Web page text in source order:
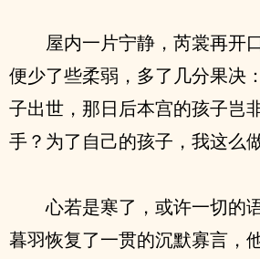
屋内一片宁静，芮裳再开
便少了些柔弱，多了几分果决
子出世，那日后本宫的孩子岂
手？为了自己的孩子，我这么
心若是寒了，或许一切的
暮羽恢复了一贯的沉默寡言，